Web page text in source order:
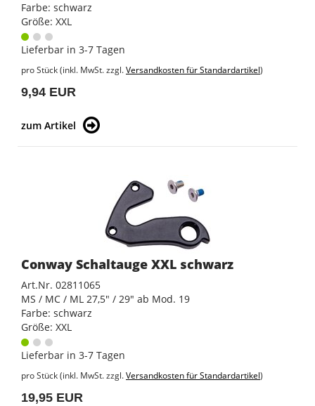
Farbe: schwarz
Größe: XXL
Lieferbar in 3-7 Tagen
pro Stück (inkl. MwSt. zzgl.Versandkosten für Standardartikel)
9,94 EUR
zum Artikel
Conway Schaltauge XXL schwarz
Art.Nr. 02811065
MS / MC / ML 27,5" / 29" ab Mod. 19
Farbe: schwarz
Größe: XXL
Lieferbar in 3-7 Tagen
pro Stück (inkl. MwSt. zzgl.Versandkosten für Standardartikel)
19,95 EUR